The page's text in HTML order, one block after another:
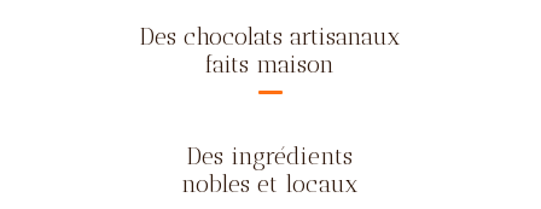
Des chocolats artisanaux
faits maison
Des ingrédients
nobles et locaux